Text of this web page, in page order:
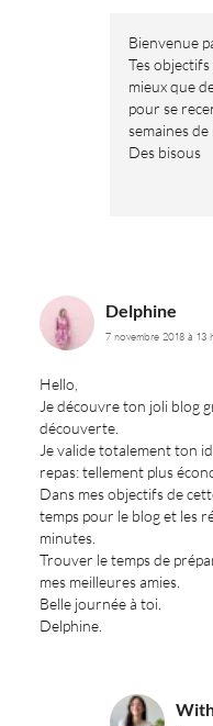
Bienvenue
Tes
mieux que
pour se
semaines de
Des bisous
Delphine
7 novembre 2018 à 13
Hello,
Je découvre ton joli blog
découverte.
Je valide totalement ton
repas: tellement plus
Dans mes objectifs de
temps pour le blog et les
minutes.
Trouver le temps de
mes meilleures amies.
Belle journée à toi.
Delphine.